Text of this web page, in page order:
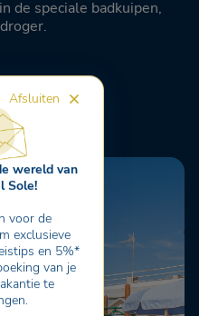
de speciale badkuipen,
Afsluiten
wereld van
Sole!
voor de
exclusieve
en 5%*
van je
te